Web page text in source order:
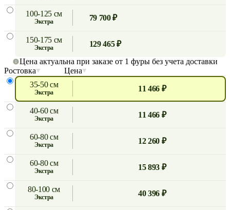
100-125 см
экстра 79 700 ₽
150-175 см
экстра
129 465 ₽
Цена актуальна при заказе от 1 фуры без учета доставки
Ростовка
Цена
35-50 см
экстра 11 466 ₽
40-60 см
экстра 11 466 ₽
60-80 см
экстра 12 260 ₽
60-80 см
экстра 15 893 ₽
80-100 см
экстра 40 396 ₽